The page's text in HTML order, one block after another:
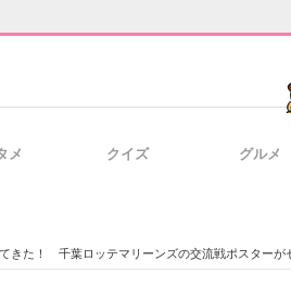
メ クイズ グルメ
きた！ 千葉ロッテマリーンズの交流戦ポスターが